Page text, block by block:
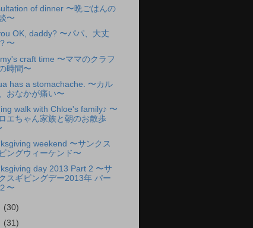
of dinner 〜晩ごはんの
〜
OK, daddy? 〜パパ、大丈
〜
craft time 〜ママのクラフ
時間〜
has a stomachache. 〜カル
おなかが痛い〜
walk with Chloe's family♪ 〜
エちゃん家族と朝のお散歩
weekend 〜サンクス
ングウィーケンド〜
day 2013 Part 2 〜サ
スギビングデー2013年 パー
〜
(30)
(31)